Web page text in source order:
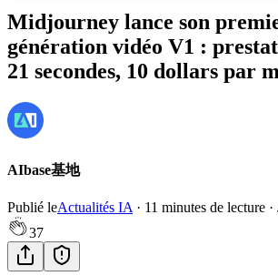
Midjourney lance son
génération vidéo V1 :
21 secondes, 10 dollars par
AIbase基地
Publié leActualités IA · 11 minutes de lecture ·
37